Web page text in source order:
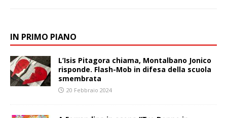
IN PRIMO PIANO
L’Isis Pitagora chiama, Montalbano Jonico
risponde. Flash-Mob in difesa della scuola
smembrata
20 Febbraio 2024